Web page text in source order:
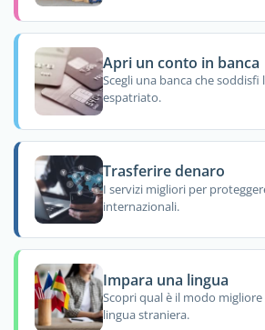
Apri un conto in banca
Scegli una banca che soddisfi
espatriato.
Trasferire denaro
I servizi migliori per
internazionali.
Impara una lingua
Scopri qual è il modo
lingua straniera.